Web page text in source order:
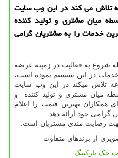
تلاش می كند در این وب سایت
میان مشتری و تولید كننده
خدمات را به مشتریان گرامی
به فعالیت در زمینه عرضه
در این سیستم نموده است،
تلاش میکند در این وب سایت
میان مشتری و تولید کننده و
بهترین قیمت را اعلام
گرامی خود ارائه دهد.
رضایت مندی مشتریان است.
از برندهای متفاوت
جک پارکینگ